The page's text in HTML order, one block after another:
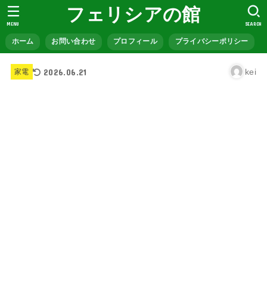
フェリシアの館
ホーム お問い合わせ プロフィール プライバシーポリシー
SEARCH
MENU
家電 2026.06.21 kei